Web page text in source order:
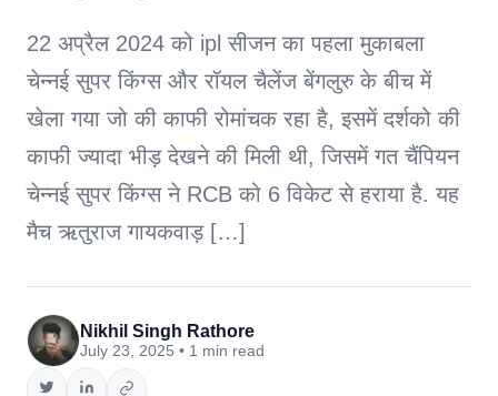
22 अप्रैल 2024 को ipl सीजन का पहला मुकाबला
चेन्नई सुपर किंग्स और रॉयल चैलेंज बेंगलुरु के बीच में
खेला गया जो की काफी रोमांचक रहा है, इसमें दर्शको की
काफी ज्यादा भीड़ देखने की मिली थी, जिसमें गत चैंपियन
चेन्नई सुपर किंग्स ने RCB को 6 विकेट से हराया है. यह
मैच ऋतुराज गायकवाड़ […]
Nikhil Singh Rathore
July 23, 2025 • 1 min read